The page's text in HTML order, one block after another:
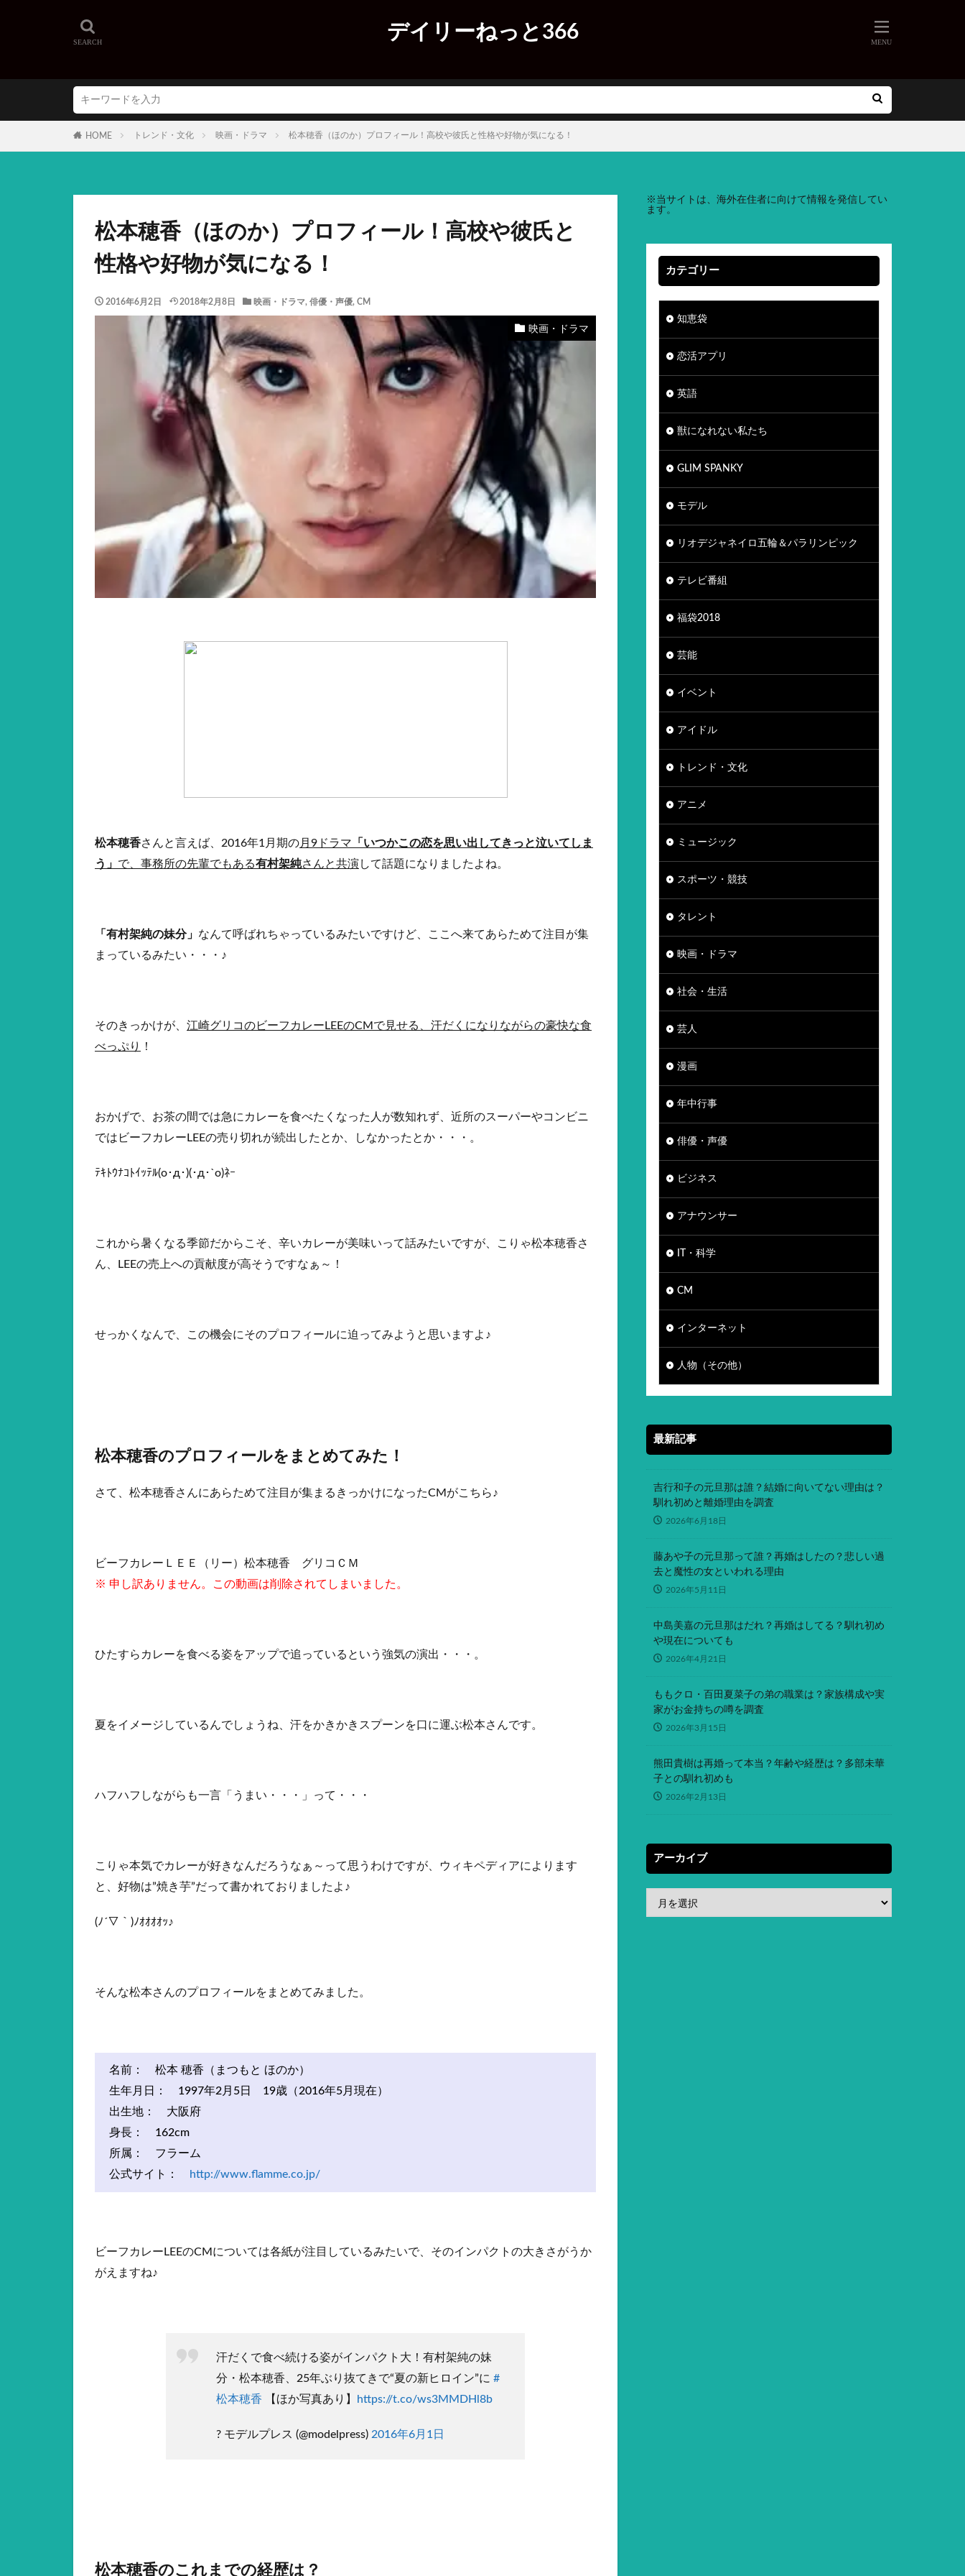
デイリーねっと366
HOME トレンド・文化 映画・ドラマ 松本穂香（ほのか）プロフィール！高校や彼氏と性格や好物が気になる！
松本穂香（ほのか）プロフィール！高校や彼氏と
性格や好物が気になる！
2016年6月2日 2018年2月8日 映画・ドラマ, 俳優・声優, CM
映画・ドラマ
松本穂香さんと言えば、2016年1月期の月9ドラマ 「いつかこの恋を思い出してきっと泣いてしま
う」 で、事務所の先輩でもある有村架純さんと共演して話題になりましたよね。
「有村架純の妹分」 なんて呼ばれちゃっているみたいですけど、ここへ来てあらためて注目が集
まっているみたい・・・♪
そのきっかけが、 江崎グリコのビーフカレーLEEのCMで見せる、汗だくになりながらの豪快な食
べっぷり
！
おかげで、お茶の間では急にカレーを食べたくなった人が数知れず、近所のスーパーやコンビニ
ではビーフカレーLEEの売り切れが続出したとか、しなかったとか・・・。
ﾃｷﾄｳﾅｺﾄｲｯﾃﾙ(ο･д･)(･д･`ο)ﾈｰ
これから暑くなる季節だからこそ、辛いカレーが美味いって話みたいですが、こりゃ松本穂香さ
ん、LEEの売上への貢献度が高そうですなぁ～！
せっかくなんで、この機会にそのプロフィールに迫ってみようと思いますよ♪
松本穂香のプロフィールをまとめてみた！
さて、松本穂香さんにあらためて注目が集まるきっかけになったCMがこちら♪
ビーフカレーＬＥＥ（リー）松本穂香 グリコＣＭ
※ 申し訳ありません。この動画は削除されてしまいました。
ひたすらカレーを食べる姿をアップで追っているという強気の演出・・・。
夏をイメージしているんでしょうね、汗をかきかきスプーンを口に運ぶ松本さんです。
ハフハフしながらも一言「うまい・・・」って・・・
こりゃ本気でカレーが好きなんだろうなぁ～って思うわけですが、ウィキペディアによります
と、好物は”焼き芋”だって書かれておりましたよ♪
(ﾉ´▽｀)ﾉｵｵｵｵｯ♪
そんな松本さんのプロフィールをまとめてみました。
名前： 松本 穂香（まつもと ほのか）
生年月日： 1997年2月5日 19歳（2016年5月現在）
出生地： 大阪府
身長： 162cm
所属： フラーム
公式サイト：
http://www.flamme.co.jp/
ビーフカレーLEEのCMについては各紙が注目しているみたいで、そのインパクトの大きさがうか
がえますね♪
汗だくで食べ続ける姿がインパクト大！有村架純の妹
分・松本穂香、25年ぶり抜てきで“夏の新ヒロイン”に #
松本穂香 【ほか写真あり】 https://t.co/ws3MMDHl8b
? モデルプレス (@modelpress) 2016年6月1日
松本穂香のこれまでの経歴は？
※ 当サイトは、海外在住者に向けて情報を発信してい
ます。
カテゴリー
知恵袋
恋活アプリ
英語
獣になれない私たち
GLIM SPANKY
モデル
リオデジャネイロ五輪＆パラリンピック
テレビ番組
福袋2018
芸能
イベント
アイドル
トレンド・文化
アニメ
ミュージック
スポーツ・競技
タレント
映画・ドラマ
社会・生活
芸人
漫画
年中行事
俳優・声優
ビジネス
アナウンサー
IT・科学
CM
インターネット
人物（その他）
最新記事
吉行和子の元旦那は誰？結婚に向いてない理由は？
馴れ初めと離婚理由を調査
2026年6月18日
藤あや子の元旦那って誰？再婚はしたの？悲しい過
去と魔性の女といわれる理由
2026年5月11日
中島美嘉の元旦那はだれ？再婚はしてる？馴れ初め
や現在についても
2026年4月21日
ももクロ・百田夏菜子の弟の職業は？家族構成や実
家がお金持ちの噂を調査
2026年3月15日
熊田貴樹は再婚って本当？年齢や経歴は？多部未華
子との馴れ初めも
2026年2月13日
アーカイブ